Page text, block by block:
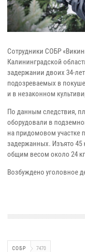
Сотрудники СОБР
Калининградской
задержании двоих 34-
подозреваемых в
и в незаконном
По данным следствия,
оборудовали в
на придомовом участке
задержанных. Изъято 45
общим весом около 24
Возбуждено уголовное
СОБР 7470